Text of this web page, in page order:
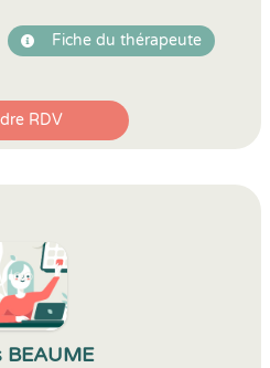
Fiche du thérapeute
RDV
BEAUME